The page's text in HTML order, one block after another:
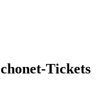
Tickets